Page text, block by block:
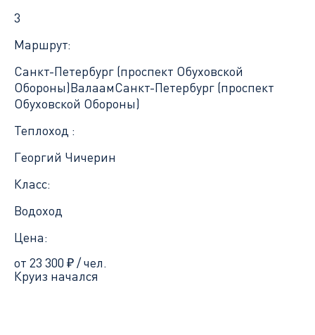
3
Маршрут:
Санкт-Петербург (проспект Обуховской
Обороны)ВалаамСанкт-Петербург (проспект
Обуховской Обороны)
Теплоход :
Георгий Чичерин
Класс:
Водоход
Цена:
от 23 300 ₽/ чел.
Круиз начался